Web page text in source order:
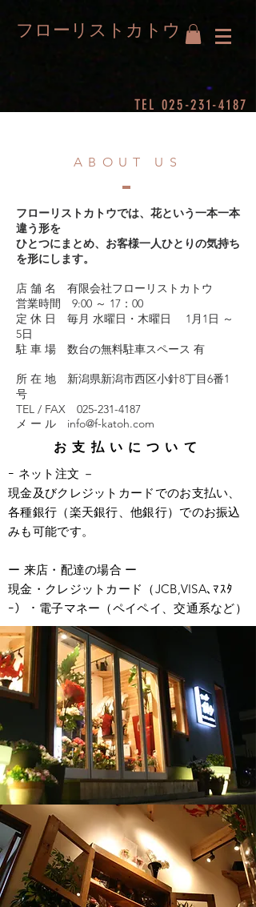
フローリストカトウ
TEL 025-231-4187
ABOUT US
フローリストカトウでは、花という一本一本
違う形を
ひとつにまとめ、お客様一人ひとりの気持ち
を形にします。
店 舗 名 有限会社フローリストカトウ
営業時間 9:00 ～ 17：00
定 休 日 毎月 水曜日・木曜日 1月1日 ～
5日
駐 車 場 数台の無料駐車スペース 有
所 在 地 新潟県新潟市西区小針8丁目6番1
号
TEL / FAX 025-231-4187
メ ー ル info@f-katoh.com
お支払いについて
ｰ ネット注文 －
現金及びクレジットカード でのお支払い、
各種銀行（楽天銀行、他銀行）でのお振込
みも可能です。
ー 来店・配達の場合 ー
​現金・クレジットカード （JCB,VISA､ﾏｽﾀ
ｰ）
・電子マネー（ペイペイ、交通系など）